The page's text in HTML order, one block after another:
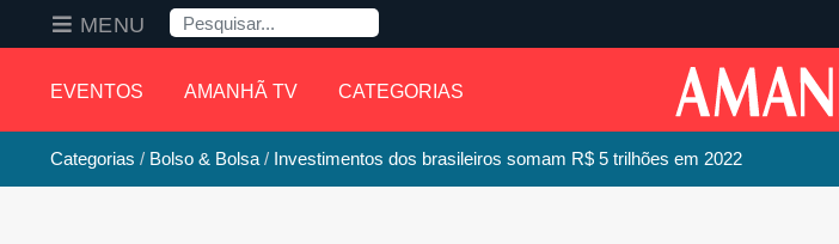
EVENTOS AMANHÃ TV CATEGORIAS
MENU Pesquisa
Categorias Bolso & Bolsa Investimentos dos brasileiros somam R$ 5 trilhões em 2022